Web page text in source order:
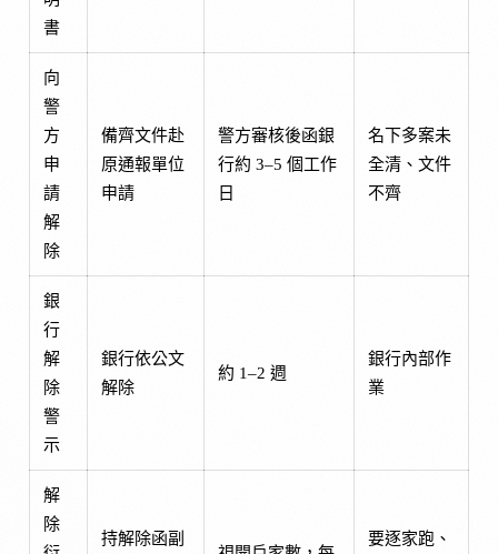
書
向
警
方
申
請
解
除
備齊文件赴
原通報單位
申請
警方審核後函銀
行約 3–5 個工作
日
名下多案未
全清、文件
不齊
銀
行
解
除
警
示
銀行依公文
解除
約 1–2 週
銀行內部作
業
解
除
持解除函副
要逐家跑、